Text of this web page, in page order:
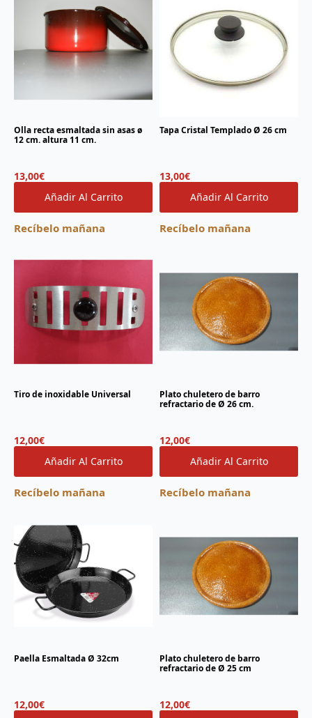
Olla recta esmaltada sin asas ø
12 cm. altura 11 cm.
13,00€
Añadir Al Carrito
Recíbelo mañana
Tapa Cristal Templado Ø 26 cm
13,00€
Añadir Al Carrito
Recíbelo mañana
Tiro de inoxidable Universal
12,00€
Añadir Al Carrito
Recíbelo mañana
Plato chuletero de barro
refractario de Ø 26 cm.
12,00€
Añadir Al Carrito
Recíbelo mañana
Paella Esmaltada Ø 32cm
12,00€
Plato chuletero de barro
refractario de Ø 25 cm
12,00€